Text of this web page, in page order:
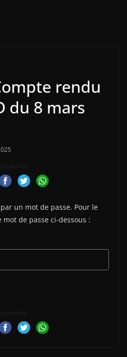
rendu
du 8 mars
this...
un mot de passe. Pour le
de passe ci-dessous :
this...